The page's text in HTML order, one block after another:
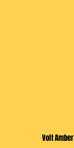
Volt Amber